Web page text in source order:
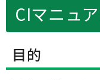
CIマニュ
目的